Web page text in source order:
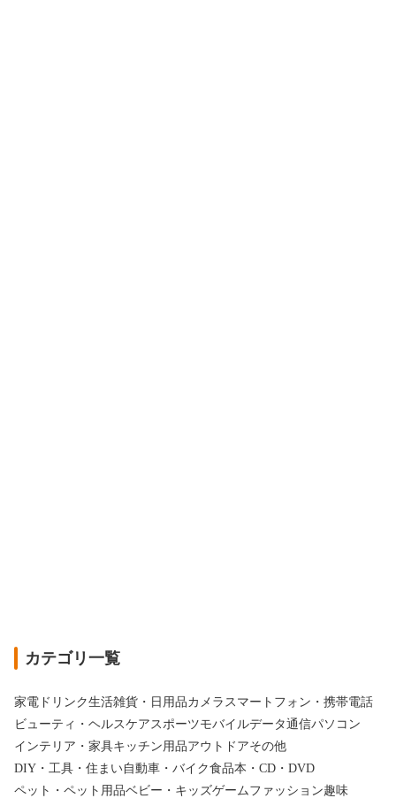
カテゴリ一覧
家電 ドリンク生活雑貨・日用品カメラ スマートフォン・携帯電話
ビューティ・ヘルスケア スポーツモバイルデータ通信パソコン
インテリア・家具キッチン用品アウトドアその他
DIY・工具・住まい自動車・バイク食品本・CD・DVD
ペット・ペット用品ベビー・キッズゲーム ファッション趣味